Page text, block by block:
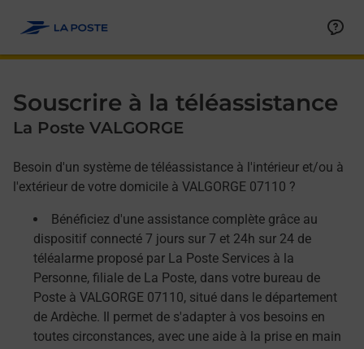
Souscrire à la téléassistance
La Poste VALGORGE
Besoin d'un système de téléassistance à l'intérieur et/ou à
l'extérieur de votre domicile à VALGORGE 07110 ?
Bénéficiez d'une assistance complète grâce au
dispositif connecté 7 jours sur 7 et 24h sur 24 de
téléalarme proposé par La Poste Services à la
Personne, filiale de La Poste, dans votre bureau de
Poste à VALGORGE 07110, situé dans le département
de Ardèche. Il permet de s'adapter à vos besoins en
toutes circonstances, avec une aide à la prise en main